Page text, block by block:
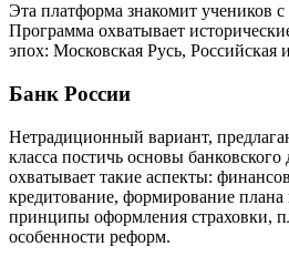
Эта платформа знакомит учеников с
Программа охватывает
эпох: Московская Русь,
Банк России
Нетрадиционный вариант,
класса постичь основы
охватывает такие аспекты:
кредитование, формирование
принципы оформления страховки,
особенности реформ.